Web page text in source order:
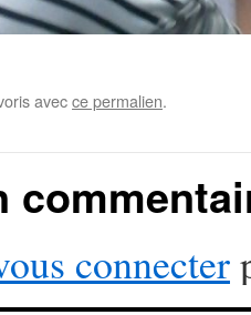
avecce permalien.
connecter